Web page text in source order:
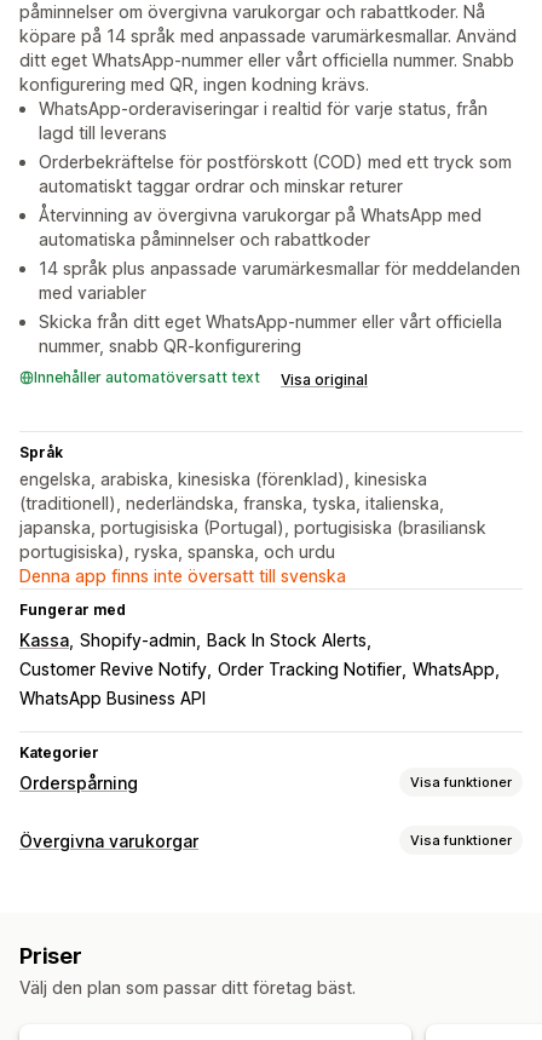
påminnelser om övergivna varukorgar och rabattkoder. Nå
köpare på 14 språk med anpassade varumärkesmallar. Använd
ditt eget WhatsApp-nummer eller vårt officiella nummer. Snabb
konfigurering med QR, ingen kodning krävs.
WhatsApp-orderaviseringar i realtid för varje status, från
lagd till leverans
Orderbekräftelse för postförskott (COD) med ett tryck som
automatiskt taggar ordrar och minskar returer
Återvinning av övergivna varukorgar på WhatsApp med
automatiska påminnelser och rabattkoder
14 språk plus anpassade varumärkesmallar för meddelanden
med variabler
Skicka från ditt eget WhatsApp-nummer eller vårt officiella
nummer, snabb QR-konfigurering
Innehåller automatöversatt text Visa original
Språk
engelska, arabiska, kinesiska (förenklad), kinesiska
(traditionell), nederländska, franska, tyska, italienska,
japanska, portugisiska (Portugal), portugisiska (brasiliansk
portugisiska), ryska, spanska, och urdu
Denna app finns inte översatt till svenska
Fungerar med
Kassa Shopify-admin
Back In Stock Alerts
Customer Revive Notify Order Tracking Notifier WhatsApp
WhatsApp Business API
Kategorier
Orderspårning Visa funktioner
Aviseringar
Övergivna varukorgar Visa funktioner
Priser
Välj den plan som passar ditt företag bäst.